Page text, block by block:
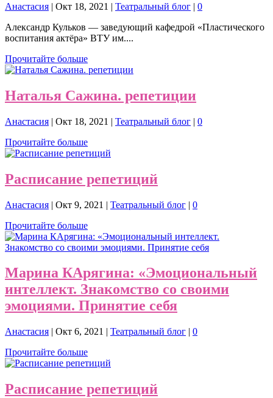
Анастасия | Окт 18, 2021 | Театральный блог | 0
Александр Кульков — заведующий кафедрой «Пластического
воспитания актёра» ВТУ им....
Прочитайте больше
Наталья Сажина. репетиции
Анастасия | Окт 18, 2021 | Театральный блог | 0
Прочитайте больше
Расписание репетиций
Анастасия | Окт 9, 2021 | Театральный блог | 0
Прочитайте больше
Марина КАрягина: «Эмоциональный
интеллект. Знакомство со своими
эмоциями. Принятие себя
Анастасия | Окт 6, 2021 | Театральный блог | 0
Прочитайте больше
Расписание репетиций